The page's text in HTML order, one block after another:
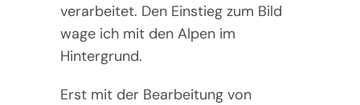
verarbeitet. Den Einstieg zum Bild
wage ich mit den Alpen im
Hintergrund.
Erst mit der Bearbeitung von